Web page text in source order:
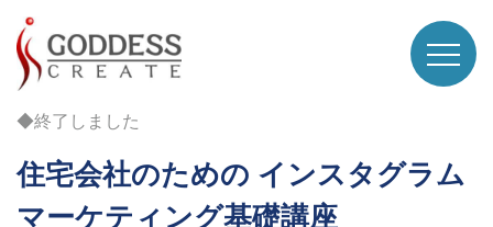
◆終了しました
住宅会社のための インスタグラム
マーケティング基礎講座